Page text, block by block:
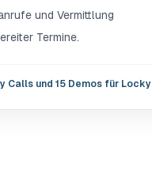
und Vermittlung
Termine.
Calls und 15 Demos für Locky